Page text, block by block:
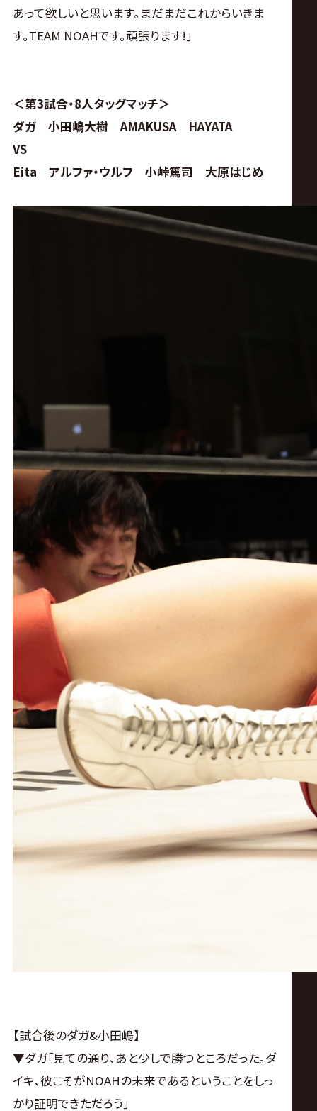
あって欲しいと思います｡まだまだこれからいきま
す｡TEAM NOAHです｡頑張ります!｣
＜第3試合・8人タッグマッチ＞
ダガ 小田嶋大樹 AMAKUSA HAYATA
VS
Eita アルファ・ウルフ 小峠篤司 大原はじめ
【試合後のダガ&小田嶋】
▼ダガ｢見ての通り､あと少しで勝つところだった｡ダ
イキ､彼こそがNOAHの未来であるということをしっ
かり証明できただろう｣